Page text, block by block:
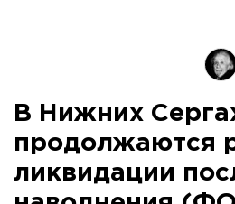
В Нижних
продолжаются
ликвидации